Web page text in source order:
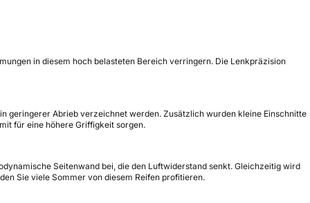
in diesem hoch belasteten Bereich verringern. Die Lenkpräzision
geringerer Abrieb verzeichnet werden. Zusätzlich wurden kleine Einschnitte
für eine höhere Griffigkeit sorgen.
Seitenwand bei, die den Luftwiderstand senkt. Gleichzeitig wird
Sie viele Sommer von diesem Reifen profitieren.